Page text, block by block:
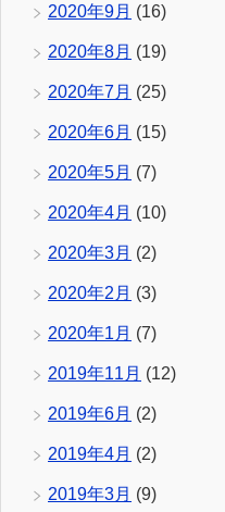
2020年9月 (16)
2020年8月 (19)
2020年7月 (25)
2020年6月 (15)
2020年5月 (7)
2020年4月 (10)
2020年3月 (2)
2020年2月 (3)
2020年1月 (7)
2019年11月 (12)
2019年6月 (2)
2019年4月 (2)
2019年3月 (9)